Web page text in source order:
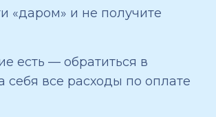
«даром» и не получите
есть — обратиться в
все расходы по оплате